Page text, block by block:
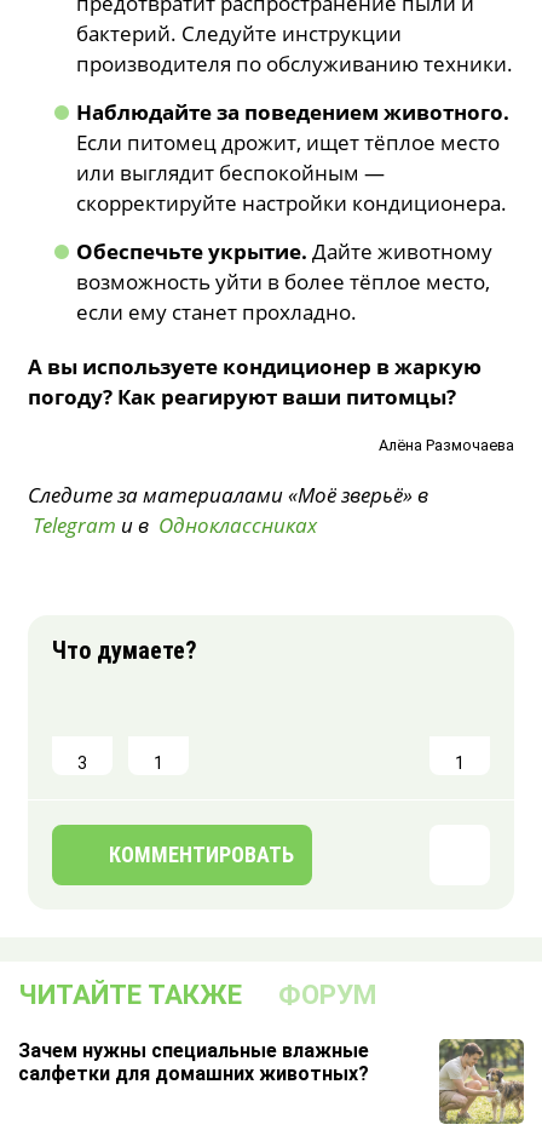
бактерий. Следуйте инструкции
производителя по обслуживанию техники.
Наблюдайте за поведением животного.
Если питомец дрожит, ищет тёплое место
или выглядит беспокойным —
скорректируйте настройки кондиционера.
Обеспечьте укрытие. Дайте животному
возможность уйти в более тёплое место,
если ему станет прохладно.
А вы используете кондиционер в жаркую
погоду? Как реагируют ваши питомцы?
Алёна Размочаева
Следите за материалами «Моё зверьё» в
Telegram и в Одноклассниках
3 1 1
КОММЕНТИРОВАТЬ
ЧИТАЙТЕ ТАКЖЕ ФОРУМ
Зачем нужны специальные влажные
салфетки для домашних животных?